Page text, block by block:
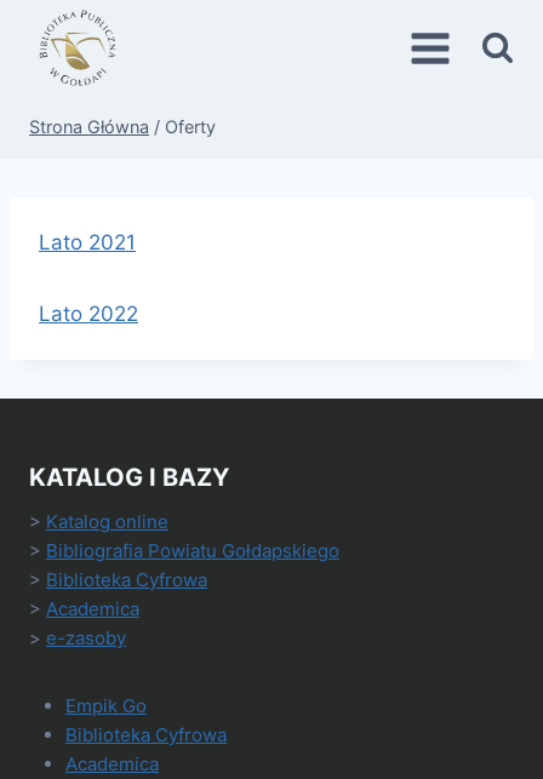
Przejdź
treści
Strona Główna / Oferty
Lato 2021
Lato 2022
KATALOG I BAZY
> Katalog online
> Bibliografia Powiatu Gołdapskiego
> Biblioteka Cyfrowa
> Academica
> e-zasoby
Empik Go
Biblioteka Cyfrowa
Academica